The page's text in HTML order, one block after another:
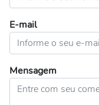
E-mail
Mensagem